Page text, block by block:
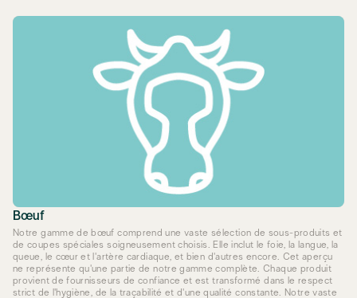
Bœuf
Notre gamme de bœuf comprend une vaste sélection de sous-produits et
de coupes spéciales soigneusement choisis. Elle inclut le foie, la langue, la
queue, le cœur et l'artère cardiaque, et bien d'autres encore. Cet aperçu
ne représente qu'une partie de notre gamme complète. Chaque produit
provient de fournisseurs de confiance et est transformé dans le respect
strict de l'hygiène, de la traçabilité et d'une qualité constante. Notre vaste